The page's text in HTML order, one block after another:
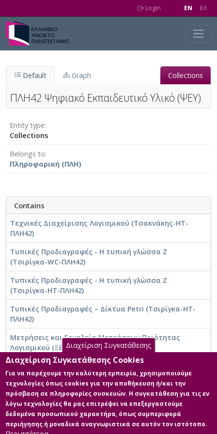
Login EN EΛ
Default Graph Collections
ΠΛΗ42 Ψηφιακό Εκπαιδευτικό Υλικό (ΨΕΥ)
Entity type
Collections
Belongs to
Πληροφορική (ΠΛΗ)
Contains
Τεχνικές Διαχείρισης Λογισμικού (Τσακνάκης-ΗΤ-
ΠΛΗ42)
Τυπικές Προδιαγραφές - Η τυπική γλώσσα Ζ
(Τσιρίγκα-WC-ΠΛΗ42)
Τυπικές Προδιαγραφές - Η τυπική γλώσσα Ζ
(Τσιρίγκα-ΗΤ-ΠΛΗ42)
Τυπικές Προδιαγραφές – Δίκτυα Petri (Τσιρίγκα-ΗΤ-
ΠΛΗ42)
Μετρήσεις και Εργαλεία Μετρήσεων Ποιότητας
Λογισμικού (Ξένος-WC-ΠΛΗ42-Ενότητα 1)
Εμβάθυνση στις Τυπικές Προδιαγραφές –
Μοντελοποίηση συστημάτων με δίκτυα Petri(Ξένος-
WC-ΠΛΗ42-Ενότητα 3)
Έργο και Οικονομική Ανάλυση
Διαχείριση Συγκατάθεσης
Διαχείριση Συγκατάθεσης Cookies
Για να παρέχουμε την καλύτερη εμπειρία, χρησιμοποιούμε
τεχνολογίες όπως cookies για την αποθήκευση ή/και την
πρόσβαση σε πληροφορίες συσκευών. Η συγκατάθεση για τις εν
λόγω τεχνολογίες θα μας επιτρέψει να επεξεργαστούμε
δεδομένα προσωπικού χαρακτήρα, όπως συμπεριφορά
περιήγησης ή μοναδικά αναγνωριστικά σε αυτόν τον ιστότοπο.